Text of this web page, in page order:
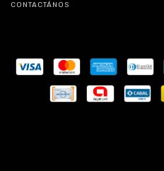
CONTACTÁNOS